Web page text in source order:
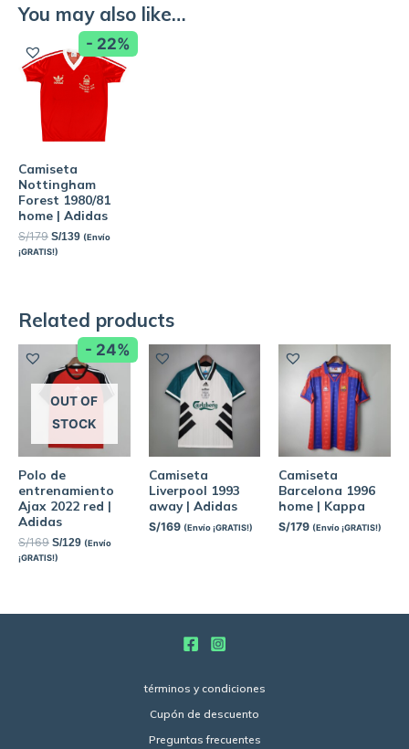
You may also like…
- 22%
Camiseta
Nottingham
Forest 1980/81
home | Adidas
S/179 S/139 (Envío
¡GRATIS!)
Related products
- 24%
OUT OF
STOCK
Polo de
entrenamiento
Ajax 2022 red |
Adidas
S/169 S/129 (Envío
¡GRATIS!)
Camiseta
Liverpool 1993
away | Adidas
S/169 (Envío ¡GRATIS!)
Camiseta
Barcelona 1996
home | Kappa
S/179 (Envío ¡GRATIS!)
términos y condiciones
Cupón de descuento
Preguntas frecuentes